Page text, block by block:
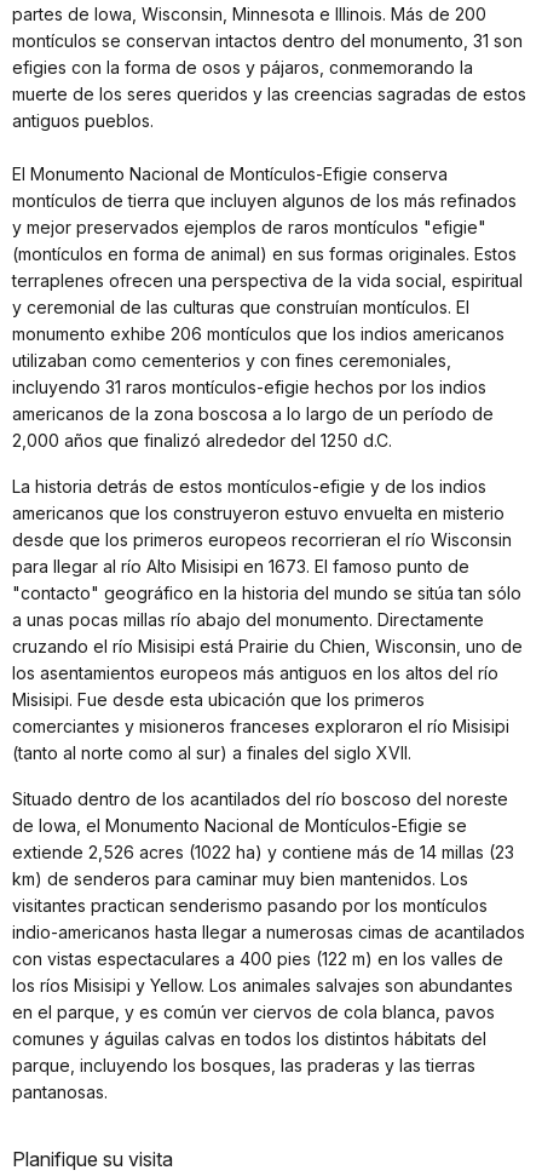
partes de Iowa, Wisconsin, Minnesota e Illinois. Más de 200
montículos se conservan intactos dentro del monumento, 31 son
efigies con la forma de osos y pájaros, conmemorando la
muerte de los seres queridos y las creencias sagradas de estos
antiguos pueblos.
El Monumento Nacional de Montículos-Efigie conserva
montículos de tierra que incluyen algunos de los más refinados
y mejor preservados ejemplos de raros montículos "efigie"
(montículos en forma de animal) en sus formas originales. Estos
terraplenes ofrecen una perspectiva de la vida social, espiritual
y ceremonial de las culturas que construían montículos. El
monumento exhibe 206 montículos que los indios americanos
utilizaban como cementerios y con fines ceremoniales,
incluyendo 31 raros montículos-efigie hechos por los indios
americanos de la zona boscosa a lo largo de un período de
2,000 años que finalizó alrededor del 1250 d.C.
La historia detrás de estos montículos-efigie y de los indios
americanos que los construyeron estuvo envuelta en misterio
desde que los primeros europeos recorrieran el río Wisconsin
para llegar al río Alto Misisipi en 1673. El famoso punto de
"contacto" geográfico en la historia del mundo se sitúa tan sólo
a unas pocas millas río abajo del monumento. Directamente
cruzando el río Misisipi está Prairie du Chien, Wisconsin, uno de
los asentamientos europeos más antiguos en los altos del río
Misisipi. Fue desde esta ubicación que los primeros
comerciantes y misioneros franceses exploraron el río Misisipi
(tanto al norte como al sur) a finales del siglo XVII.
Situado dentro de los acantilados del río boscoso del noreste
de Iowa, el Monumento Nacional de Montículos-Efigie se
extiende 2,526 acres (1022 ha) y contiene más de 14 millas (23
km) de senderos para caminar muy bien mantenidos. Los
visitantes practican senderismo pasando por los montículos
indio-americanos hasta llegar a numerosas cimas de acantilados
con vistas espectaculares a 400 pies (122 m) en los valles de
los ríos Misisipi y Yellow. Los animales salvajes son abundantes
en el parque, y es común ver ciervos de cola blanca, pavos
comunes y águilas calvas en todos los distintos hábitats del
parque, incluyendo los bosques, las praderas y las tierras
pantanosas.
Planifique su visita